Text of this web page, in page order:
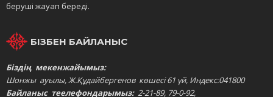
беруші жауап береді.
БІЗБЕН БАЙЛАНЫС
Біздің мекенжайымыз:
Шонжы ауылы, Ж.Құдайбергенов көшесі 61 үй, Индекс:041800
Байланыс теелефондарымыз: 2-21-89, 79-0-92,